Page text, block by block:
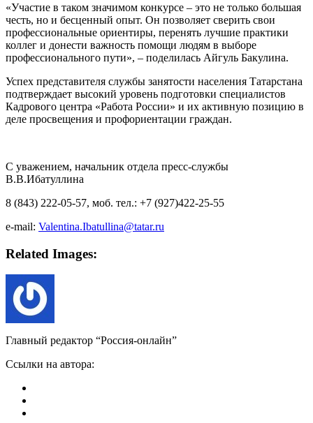
«Участие в таком значимом конкурсе – это не только большая
честь, но и бесценный опыт. Он позволяет сверить свои
профессиональные ориентиры, перенять лучшие практики
коллег и донести важность помощи людям в выборе
профессионального пути», – поделилась Айгуль Бакулина.
Успех представителя службы занятости населения Татарстана
подтверждает высокий уровень подготовки специалистов
Кадрового центра «Работа России» и их активную позицию в
деле просвещения и профориентации граждан.
С уважением, начальник отдела пресс-службы
В.В.Ибатуллина
8 (843) 222-05-57, моб. тел.: +7 (927)422-25-55
e-mail: Valentina.Ibatullina@tatar.ru
Related Images:
Главный редактор “Россия-онлайн”
Ссылки на автора: